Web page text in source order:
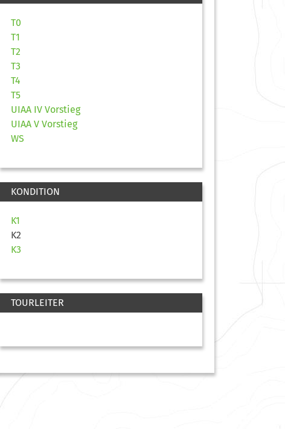
T0
T1
T2
T3
T4
T5
UIAA IV Vorstieg
UIAA V Vorstieg
WS
KONDITION
K1
K2
K3
TOURLEITER